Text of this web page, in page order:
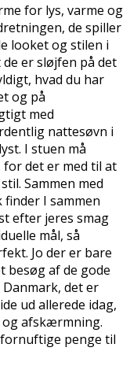
for lys, varme og
de spiller
looket og stilen i
er sløjfen på det
hvad du har
og på
med
nattesøvn i
I stuen må
det er med til at
Sammen med
I sammen
efter jeres smag
mål, så
Jo der er bare
besøg af de gode
det er
ud allerede idag,
og afskærmning.
penge til